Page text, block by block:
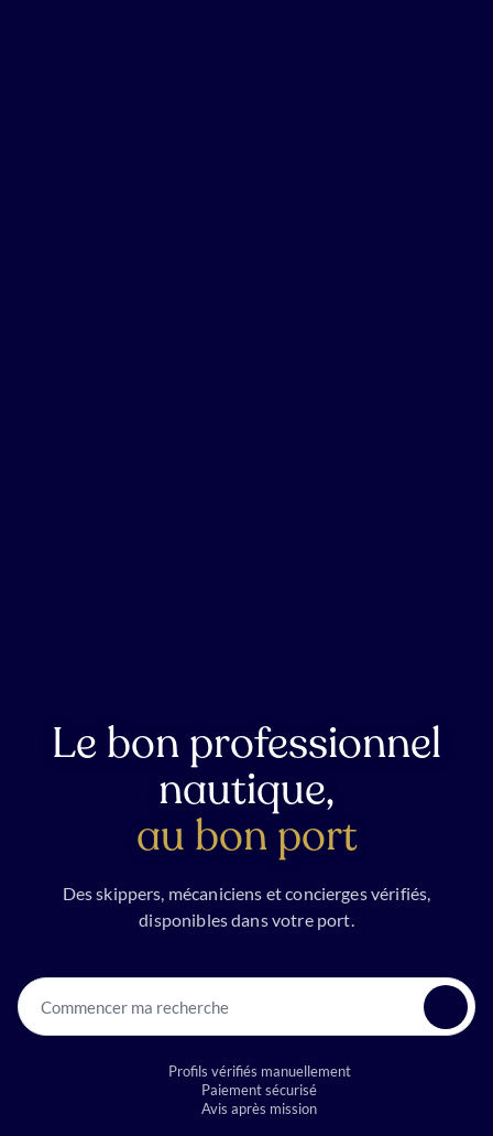
Le bon professionnel
nautique,
au bon port
Des skippers, mécaniciens et concierges vérifiés,
disponibles dans votre port.
Commencer ma recherche
Profils vérifiés manuellement
Paiement sécurisé
Avis après mission